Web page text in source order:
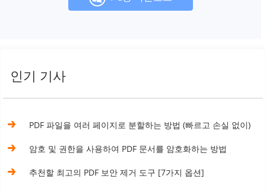
인기 기사
PDF 파일을 여러 페이지로 분할하는 방법 (빠르고 손실 없이)
암호 및 권한을 사용하여 PDF 문서를 암호화하는 방법
추천할 최고의 PDF 보안 제거 도구 [7가지 옵션]